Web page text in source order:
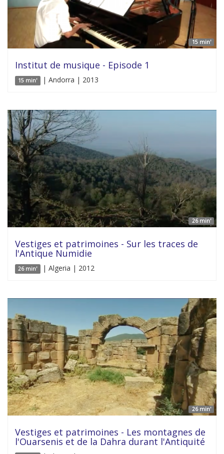
15 min'
Institut de musique - Episode 1
15 min' | Andorra | 2013
26 min'
Vestiges et patrimoines - Sur les traces de
l'Antique Numidie
26 min' | Algeria | 2012
26 min'
Vestiges et patrimoines - Les montagnes de
l'Ouarsenis et de la Dahra durant l'Antiquité